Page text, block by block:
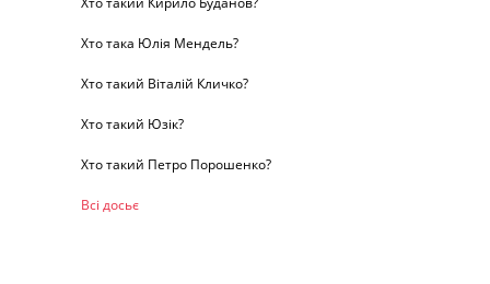
Хто така Юлія Мендель?
Хто такий Віталій Кличко?
Хто такий Юзік?
Хто такий Петро Порошенко?
Всі досьє